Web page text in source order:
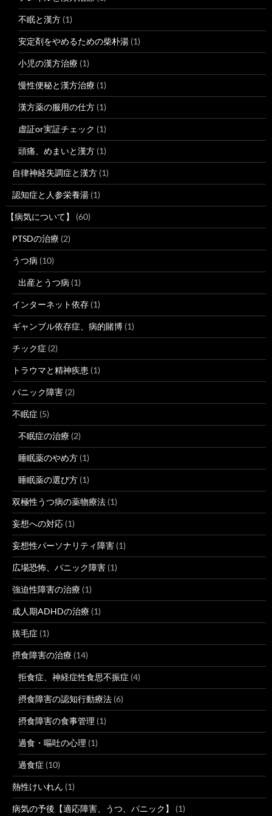
不眠と漢方 (1)
安定剤をやめるための柴朴湯 (1)
小児の漢方治療 (1)
慢性便秘と漢方治療 (1)
漢方薬の服用の仕方 (1)
虚証or実証チェック (1)
頭痛、めまいと漢方 (1)
自律神経失調症と漢方 (1)
認知症と人参栄養湯 (1)
【病気について】 (60)
PTSDの治療 (2)
うつ病 (10)
出産とうつ病 (1)
インターネット依存 (1)
ギャンブル依存症、病的賭博 (1)
チック症 (2)
トラウマと精神疾患 (1)
パニック障害 (2)
不眠症 (5)
不眠症の治療 (2)
睡眠薬のやめ方 (1)
睡眠薬の選び方 (1)
双極性うつ病の薬物療法 (1)
妄想への対応 (1)
妄想性パーソナリティ障害 (1)
広場恐怖、パニック障害 (1)
強迫性障害の治療 (1)
成人期ADHDの治療 (1)
抜毛症 (1)
摂食障害の治療 (14)
拒食症、神経症性食思不振症 (4)
摂食障害の認知行動療法 (6)
摂食障害の食事管理 (1)
過食・嘔吐の心理 (1)
過食症 (10)
熱性けいれん (1)
病気の予後【適応障害、うつ、パニック】 (1)